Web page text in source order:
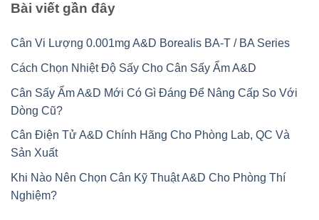
Bài viết gần đây
Cân Vi Lượng 0.001mg A&D Borealis BA-T / BA Series
Cách Chọn Nhiệt Độ Sấy Cho Cân Sấy Ẩm A&D
Cân Sấy Ẩm A&D Mới Có Gì Đáng Để Nâng Cấp So Với
Dòng Cũ?
Cân Điện Tử A&D Chính Hãng Cho Phòng Lab, QC Và
Sản Xuất
Khi Nào Nên Chọn Cân Kỹ Thuật A&D Cho Phòng Thí
Nghiệm?